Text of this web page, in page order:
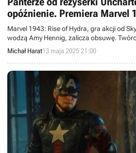
opóźnienie. Premiera Marvel
Hydra powinna jednak
Marvel 1943: Rise of Hydra, gra akcji od
wodzą Amy Hennig, zalicza obsuwę.
produkcji z Kapitanem Ameryką w realiach
„ostateczny szlif”. Czy pierwszy gameplay
Game Fest 2025?
Michał Harat13 maja 2025 21:00